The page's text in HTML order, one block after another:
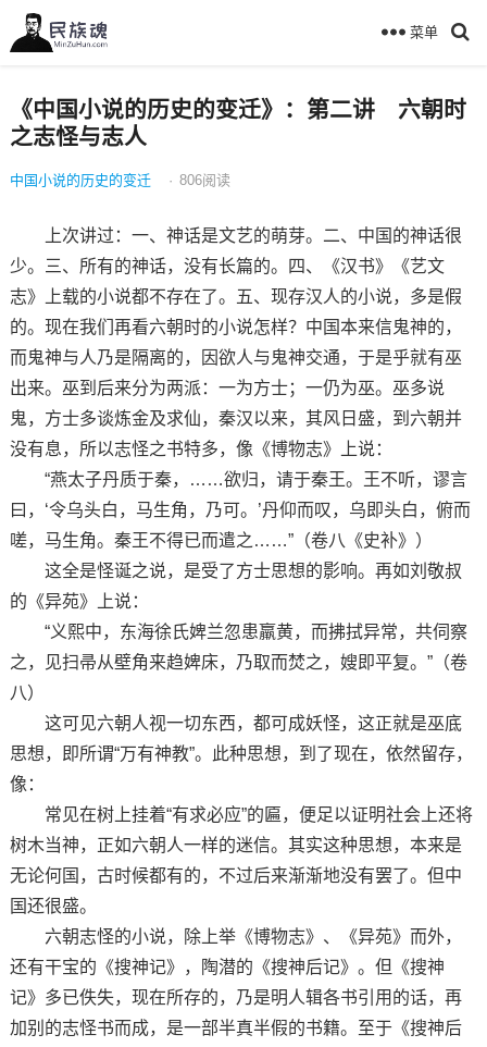
菜单
《中国小说的历史的变迁》：第二讲 六朝时
之志怪与志人
中国小说的历史的变迁 · 806阅读
上次讲过：一、神话是文艺的萌芽。二、中国的神话很
少。三、所有的神话，没有长篇的。四、《汉书》《艺文
志》上载的小说都不存在了。五、现存汉人的小说，多是假
的。现在我们再看六朝时的小说怎样？中国本来信鬼神的，
而鬼神与人乃是隔离的，因欲人与鬼神交通，于是乎就有巫
出来。巫到后来分为两派：一为方士；一仍为巫。巫多说
鬼，方士多谈炼金及求仙，秦汉以来，其风日盛，到六朝并
没有息，所以志怪之书特多，像《博物志》上说：
“燕太子丹质于秦，……欲归，请于秦王。王不听，谬言
曰，‘令乌头白，马生角，乃可。’丹仰而叹，乌即头白，俯而
嗟，马生角。秦王不得已而遣之……”（卷八《史补》）
这全是怪诞之说，是受了方士思想的影响。再如刘敬叔
的《异苑》上说：
“义熙中，东海徐氏婢兰忽患羸黄，而拂拭异常，共伺察
之，见扫帚从壁角来趋婢床，乃取而焚之，嫂即平复。”（卷
八）
这可见六朝人视一切东西，都可成妖怪，这正就是巫底
思想，即所谓“万有神教”。此种思想，到了现在，依然留存，
像：
常见在树上挂着“有求必应”的匾，便足以证明社会上还将
树木当神，正如六朝人一样的迷信。其实这种思想，本来是
无论何国，古时候都有的，不过后来渐渐地没有罢了。但中
国还很盛。
六朝志怪的小说，除上举《博物志》、《异苑》而外，
还有干宝的《搜神记》，陶潜的《搜神后记》。但《搜神
记》多已佚失，现在所存的，乃是明人辑各书引用的话，再
加别的志怪书而成，是一部半真半假的书籍。至于《搜神后